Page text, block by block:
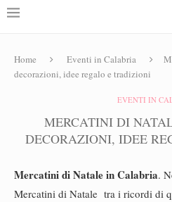
Home Eventi in Calabria
decorazioni, idee regalo e tradizioni
EVENTI IN
MERCATINI DI
DECORAZIONI, IDEE
Mercatini di Natale in Calabria.
Mercatini di Natale tra i ricordi di